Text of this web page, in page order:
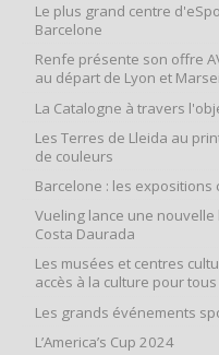
Le plus grand centre
Barcelone
Renfe présente son offre
au départ de Lyon et
La Catalogne à travers
Les Terres de Lleida au
de couleurs
Barcelone : les
Vueling lance une
Costa Daurada
Les musées et centres
accès à la culture pour tous
Les grands événements
L’America’s Cup 2024